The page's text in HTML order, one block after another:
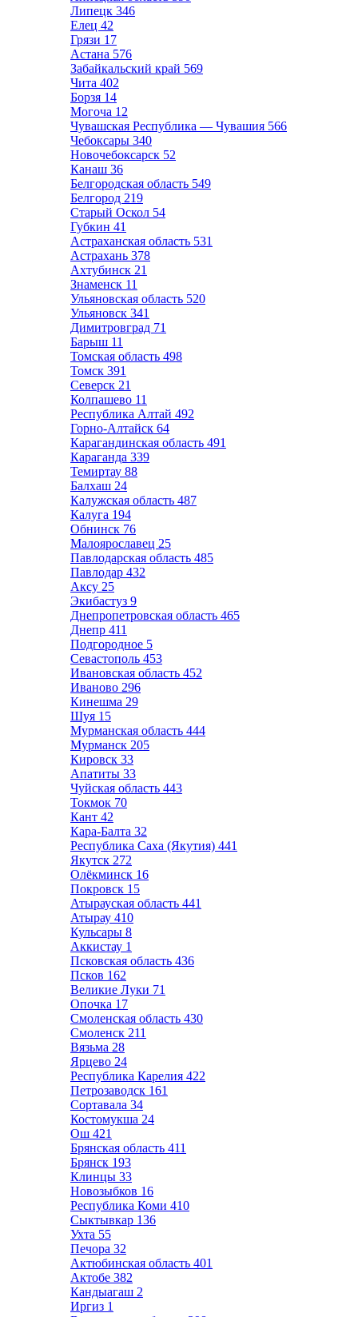
Липецк 346
Елец 42
Грязи 17
Астана 576
Забайкальский край 569
Чита 402
Борзя 14
Могоча 12
Чувашская Республика — Чувашия 566
Чебоксары 340
Новочебоксарск 52
Канаш 36
Белгородская область 549
Белгород 219
Старый Оскол 54
Губкин 41
Астраханская область 531
Астрахань 378
Ахтубинск 21
Знаменск 11
Ульяновская область 520
Ульяновск 341
Димитровград 71
Барыш 11
Томская область 498
Томск 391
Северск 21
Колпашево 11
Республика Алтай 492
Горно-Алтайск 64
Карагандинская область 491
Караганда 339
Темиртау 88
Балхаш 24
Калужская область 487
Калуга 194
Обнинск 76
Малоярославец 25
Павлодарская область 485
Павлодар 432
Аксу 25
Экибастуз 9
Днепропетровская область 465
Днепр 411
Подгородное 5
Севастополь 453
Ивановская область 452
Иваново 296
Кинешма 29
Шуя 15
Мурманская область 444
Мурманск 205
Кировск 33
Апатиты 33
Чуйская область 443
Токмок 70
Кант 42
Кара-Балта 32
Республика Саха (Якутия) 441
Якутск 272
Олёкминск 16
Покровск 15
Атырауская область 441
Атырау 410
Кульсары 8
Аккистау 1
Псковская область 436
Псков 162
Великие Луки 71
Опочка 17
Смоленская область 430
Смоленск 211
Вязьма 28
Ярцево 24
Республика Карелия 422
Петрозаводск 161
Сортавала 34
Костомукша 24
Ош 421
Брянская область 411
Брянск 193
Клинцы 33
Новозыбков 16
Республика Коми 410
Сыктывкар 136
Ухта 55
Печора 32
Актюбинская область 401
Актобе 382
Кандыагаш 2
Иргиз 1